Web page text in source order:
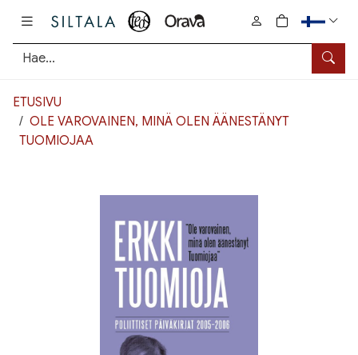
Hae
0
tuotetta
ETUSIVU
OLE VAROVAINEN, MINÄ OLEN ÄÄNESTÄNYT
TUOMIOJAA